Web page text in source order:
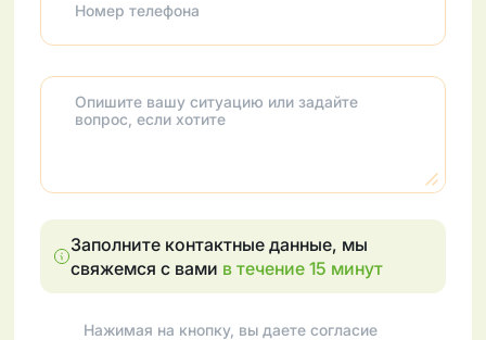
Номер телефона
Опишите вашу ситуацию или задайте
вопрос, если хотите
Заполните контактные данные, мы
свяжемся с вами в течение 15 минут
Нажимая на кнопку, вы даете согласие